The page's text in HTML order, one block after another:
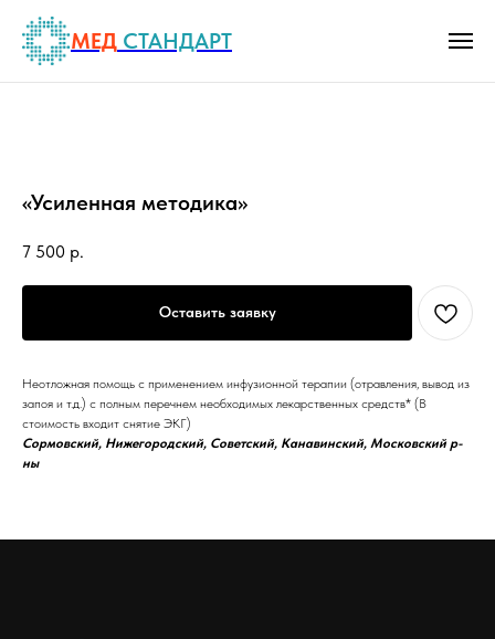
МЕД СТАНДАРТ
«Усиленная методика»
7 500 р.
Оставить заявку
Неотложная помощь с применением инфузионной терапии (отравления, вывод из
запоя и т.д.) с полным перечнем необходимых лекарственных средств* (В
стоимость входит снятие ЭКГ)
Сормовский, Нижегородский, Советский, Канавинский, Московский р-
ны